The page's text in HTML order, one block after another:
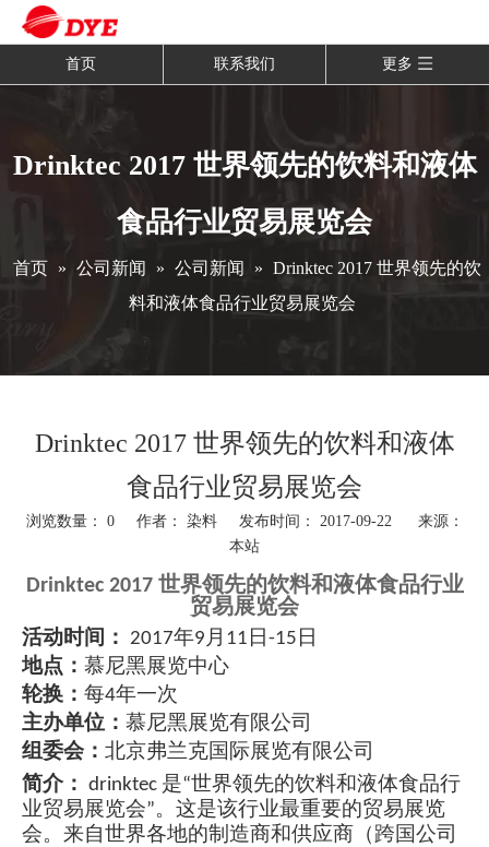
首页 联系我们 更多
Drinktec 2017 世界领先的饮料和液体
食品行业贸易展览会
首页 » 公司新闻 » 公司新闻 » Drinktec 2017 世界领先的饮
料和液体食品行业贸易展览会
Drinktec 2017 世界领先的饮料和液体
食品行业贸易展览会
浏览数量： 0作者： 染料 发布时间： 2017-09-22 来源：
本站
["wechat","weibo","qzone","douban","email"]
Drinktec 2017 世界领先的饮料和液体食品行业
贸易展览会
活动时间： 2017年9月11日-15日
地点： 慕尼黑展览中心
轮换： 每4年一次
主办单位： 慕尼黑展览有限公司
组委会： 北京弗兰克国际展览有限公司
简介： drinktec 是“世界领先的饮料和液体食品行
业贸易展览会”。这是该行业最重要的贸易展览
会。来自世界各地的制造商和供应商（跨国公司